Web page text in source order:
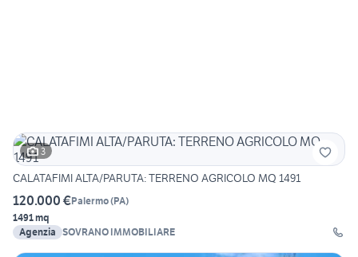
3
CALATAFIMI ALTA/PARUTA: TERRENO AGRICOLO MQ 1491
120.000 €Palermo(PA)
1491 mq
Agenzia SOVRANO IMMOBILIARE